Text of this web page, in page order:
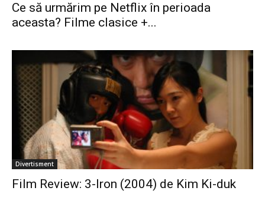
Ce să urmărim pe Netflix în perioada
aceasta? Filme clasice +...
Divertisment
Film Review: 3-Iron (2004) de Kim Ki-duk